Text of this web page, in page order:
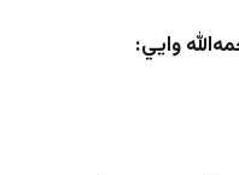
وايي: